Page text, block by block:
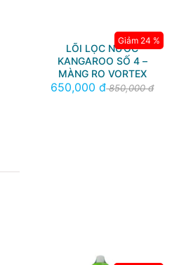
LÕI LỌC NƯỚC
KANGAROO SỐ 4 –
MÀNG RO VORTEX
650,000 đ850,000 đ
Giảm 24 %